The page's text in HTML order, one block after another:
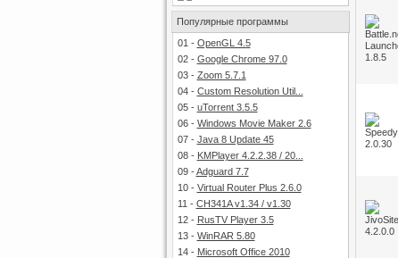
Популярные программы
01 - OpenGL 4.5
02- Google Chrome 97.0
03- Zoom 5.7.1
04- Custom Resolution Util...
05- uTorrent 3.5.5
06- Windows Movie Maker 2.6
07- Java 8 Update 45
08- KMPlayer 4.2.2.38 / 20...
09-Adguard 7.7
10- Virtual Router Plus 2.6.0
11 - CH341A v1.34 / v1.30
12- RusTV Player 3.5
13- WinRAR 5.80
14- Microsoft Office 2010